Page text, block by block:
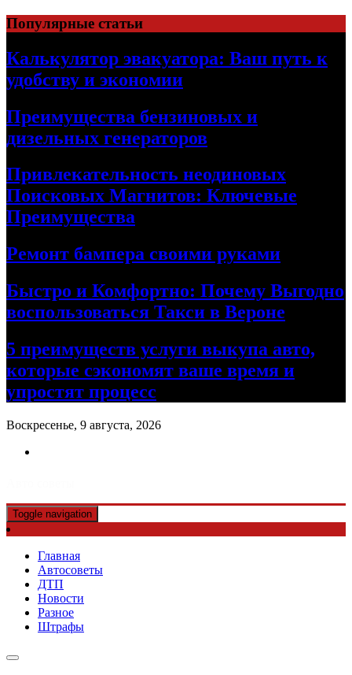
Skip
to
content
Популярные статьи
Калькулятор эвакуатора: Ваш путь к
удобству и экономии
Преимущества бензиновых и
дизельных генераторов
Привлекательность неодиновых
Поисковых Магнитов: Ключевые
Преимущества
Ремонт бампера своими руками
Быстро и Комфортно: Почему Выгодно
воспользоваться Такси в Вероне
5 преимуществ услуги выкупа авто,
которые сэкономят ваше время и
упростят процесс
Воскресенье, 9 августа, 2026
Toggle navigation
Главная
Автосоветы
ДТП
Новости
Разное
Штрафы